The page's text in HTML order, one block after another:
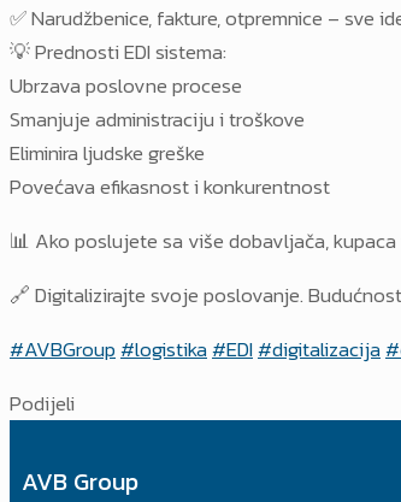
✅ Narudžbenice, fakture, otpremnice – sve
💡 Prednosti EDI sistema:
Ubrzava poslovne procese
Smanjuje administraciju i troškove
Eliminira ljudske greške
Povećava efikasnost i konkurentnost
📊 Ako poslujete sa više dobavljača,
🔗 Digitalizirajte svoje poslovanje.
#AVBGroup#logistika#EDI#digitalizacija
Podijeli
AVB Group